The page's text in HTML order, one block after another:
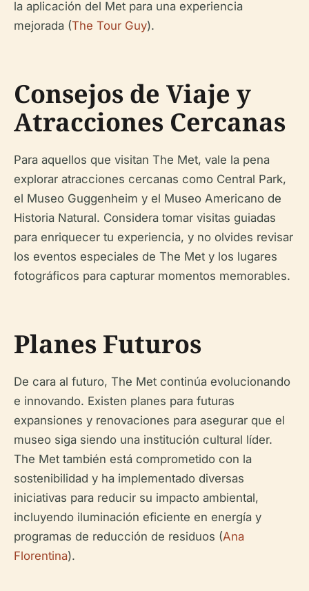
la aplicación del Met para una experiencia
mejorada (The Tour Guy).
Consejos de Viaje y
Atracciones Cercanas
Para aquellos que visitan The Met, vale la pena
explorar atracciones cercanas como Central Park,
el Museo Guggenheim y el Museo Americano de
Historia Natural. Considera tomar visitas guiadas
para enriquecer tu experiencia, y no olvides revisar
los eventos especiales de The Met y los lugares
fotográficos para capturar momentos memorables.
Planes Futuros
De cara al futuro, The Met continúa evolucionando
e innovando. Existen planes para futuras
expansiones y renovaciones para asegurar que el
museo siga siendo una institución cultural líder.
The Met también está comprometido con la
sostenibilidad y ha implementado diversas
iniciativas para reducir su impacto ambiental,
incluyendo iluminación eficiente en energía y
programas de reducción de residuos (Ana
Florentina).